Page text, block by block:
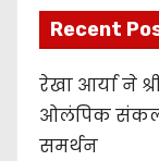
Recent
रेखा आर्या ने
ओलंपिक संकल्प
समर्थन